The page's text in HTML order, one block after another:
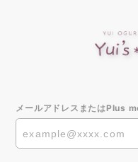
メールアドレスまたはPlus